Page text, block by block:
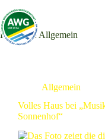
Kategorie Allgemein
Allgemein
Volles Haus bei
Sonnenhof“